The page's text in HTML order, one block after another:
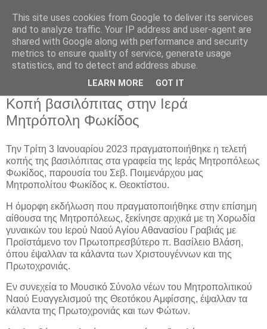
Αρχική Σελίδα
Κοπή βασιλόπιτας στην Ιερά
Μητρόπολη Φωκίδος
Την Τρίτη 3 Ιανουαρίου 2023 πραγματοποιήθηκε η τελετή
κοπής της βασιλόπιτας στα γραφεία της Ιεράς Μητροπόλεως
Φωκίδος, παρουσία του Σεβ. Ποιμενάρχου μας
Μητροπολίτου Φωκίδος κ. Θεοκτίστου.
Η όμορφη εκδήλωση που πραγματοποιήθηκε στην επίσημη
αίθουσα της Μητροπόλεως, ξεκίνησε αρχικά με τη Χορωδία
γυναικών του Ιερού Ναού Αγίου Αθανασίου Γραβιάς με
Προϊστάμενο τον Πρωτοπρεσβύτερο π. Βασίλειο Βλάση,
όπου έψαλλαν τα κάλαντα των Χριστουγέννων και της
Πρωτοχρονιάς.
Εν συνεχεία το Μουσικό Σύνολο νέων του Μητροπολιτικού
Ναού Ευαγγελισμού της Θεοτόκου Αμφίσσης, έψαλλαν τα
κάλαντα της Πρωτοχρονιάς και των Φώτων.
This site uses cookies from Google to deliver its services
and to analyze traffic. Your IP address and user-agent are
shared with Google along with performance and security
metrics to ensure quality of service, generate usage
statistics, and to detect and address abuse.
LEARN MORE GOT IT